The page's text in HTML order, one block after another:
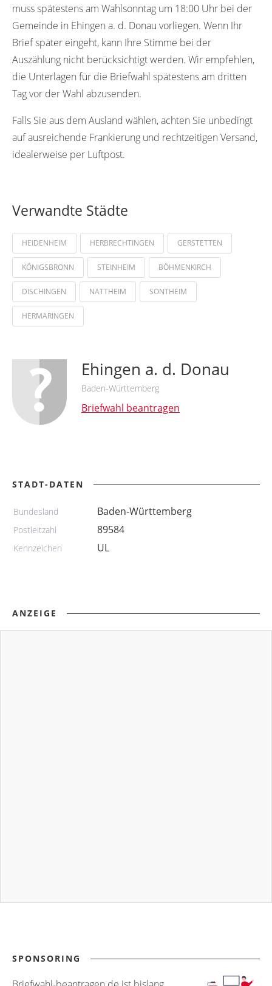
muss spätestens am Wahlsonntag um 18:00 Uhr bei der
Gemeinde in Ehingen a. d. Donau vorliegen. Wenn Ihr
Brief später eingeht, kann Ihre Stimme bei der
Auszählung nicht berücksichtigt werden. Wir empfehlen,
die Unterlagen für die Briefwahl spätestens am dritten
Tag vor der Wahl abzusenden.
Falls Sie aus dem Ausland wählen, achten Sie unbedingt
auf ausreichende Frankierung und rechtzeitigen Versand,
idealerweise per Luftpost.
Verwandte Städte
HEIDENHEIM HERBRECHTINGEN GERSTETTEN
KÖNIGSBRONN STEINHEIM BÖHMENKIRCH
DISCHINGEN NATTHEIM SONTHEIM
HERMARINGEN
Ehingen a. d. Donau
Baden-Württemberg
Briefwahl beantragen
STADT-DATEN
Bundesland Baden-Württemberg
Postleitzahl 89584
Kennzeichen UL
ANZEIGE
SPONSORING